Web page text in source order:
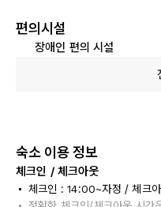
편의시설
장애인 편의 시설
숙소 이용 정보
체크인 / 체크아웃
체크인 : 14:00~자정 / 체크